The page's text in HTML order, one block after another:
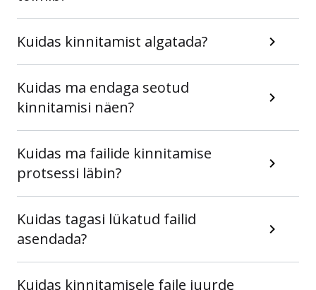
Kuidas kinnitamist algatada?
Kuidas ma endaga seotud
kinnitamisi näen?
Kuidas ma failide kinnitamise
protsessi läbin?
Kuidas tagasi lükatud failid
asendada?
Kuidas kinnitamisele faile juurde